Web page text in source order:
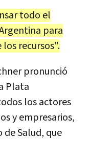
todo el
para
los recursos".
pronunció
Plata
los actores
y empresarios,
Salud, que